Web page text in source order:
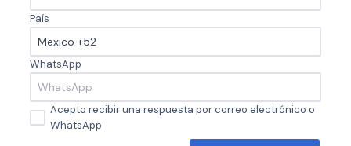
País
WhatsApp
Acepto recibir una respuesta por correo electrónico o
WhatsApp